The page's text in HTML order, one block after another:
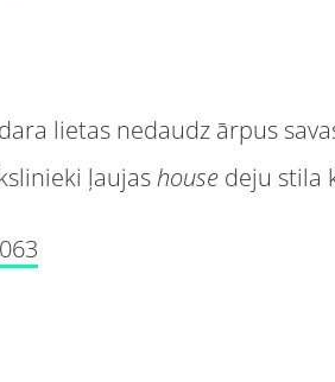
lietas nedaudz ārpus
ļaujashouse deju stila